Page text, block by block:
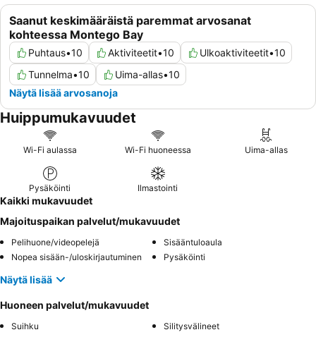
Saanut keskimääräistä paremmat arvosanat
kohteessa Montego Bay
Puhtaus•10 Aktiviteetit•10 Ulkoaktiviteetit•10
Tunnelma•10 Uima-allas•10
Näytä lisää arvosanoja
Huippumukavuudet
Wi-Fi aulassa Wi-Fi huoneessa Uima-allas
Pysäköinti Ilmastointi
Kaikki mukavuudet
Majoituspaikan palvelut/mukavuudet
Pelihuone/videopelejä
Sisääntuloaula
Nopea sisään-/uloskirjautuminen
Pysäköinti
Näytä lisää
Huoneen palvelut/mukavuudet
Suihku
Silitysvälineet